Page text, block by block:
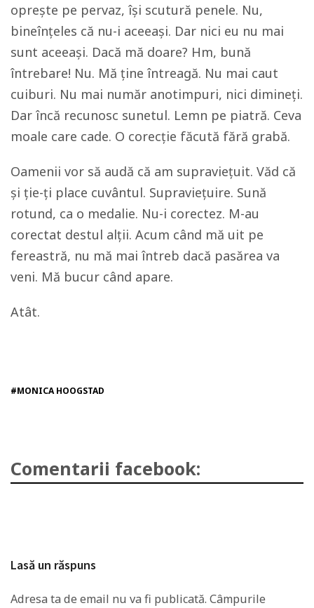
oprește pe pervaz, își scutură penele. Nu,
bineînţeles că nu-i aceeași. Dar nici eu nu mai
sunt aceeași. Dacă mă doare? Hm, bună
întrebare! Nu. Mă ține întreagă. Nu mai caut
cuiburi. Nu mai număr anotimpuri, nici dimineţi.
Dar încă recunosc sunetul. Lemn pe piatră. Ceva
moale care cade. O corecție făcută fără grabă.
Oamenii vor să audă că am supraviețuit. Văd că
și ţie-ţi place cuvântul. Supravieţuire. Sună
rotund, ca o medalie. Nu-i corectez. M-au
corectat destul alții. Acum când mă uit pe
fereastră, nu mă mai întreb dacă pasărea va
veni. Mă bucur când apare.
Atât.
#MONICA HOOGSTAD
Comentarii facebook:
Lasă un răspuns
Adresa ta de email nu va fi publicată. Câmpurile